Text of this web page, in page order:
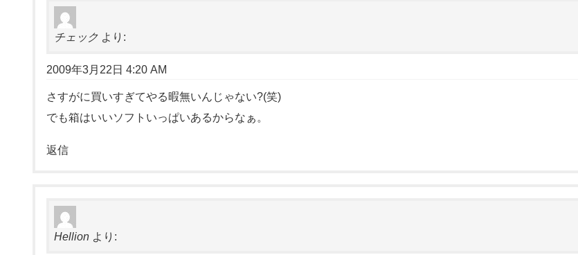
チェック より:
2009年3月22日 4:20 AM
さすがに買いすぎてやる暇無いんじゃない?(笑)
でも箱はいいソフトいっぱいあるからなぁ。
返信
Hellion より: